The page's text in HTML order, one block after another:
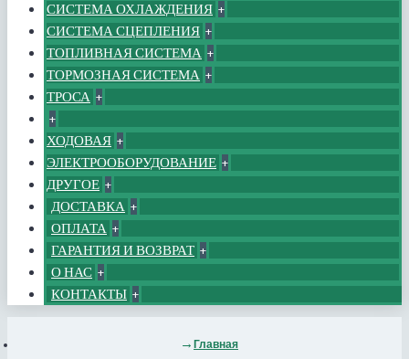
СИСТЕМА ОХЛАЖДЕНИЯ +
СИСТЕМА СЦЕПЛЕНИЯ +
ТОПЛИВНАЯ СИСТЕМА +
ТОРМОЗНАЯ СИСТЕМА +
ТРОСА +
+
ХОДОВАЯ +
ЭЛЕКТРООБОРУДОВАНИЕ +
ДРУГОЕ +
ДОСТАВКА +
ОПЛАТА +
ГАРАНТИЯ И ВОЗВРАТ +
О НАС +
КОНТАКТЫ +
Главная